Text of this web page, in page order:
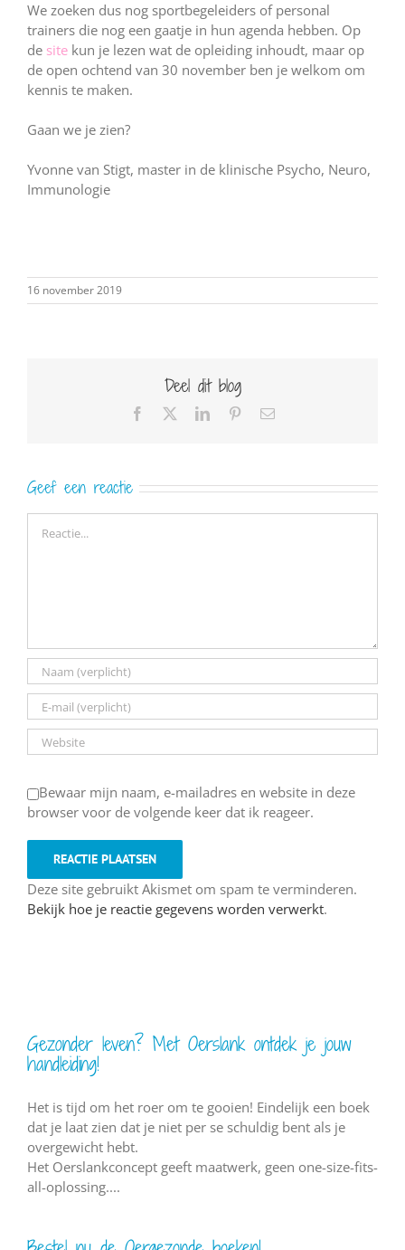
We zoeken dus nog sportbegeleiders of personal
trainers die nog een gaatje in hun agenda hebben. Op
de site kun je lezen wat de opleiding inhoudt, maar op
de open ochtend van 30 november ben je welkom om
kennis te maken.
Gaan we je zien?
Yvonne van Stigt, master in de klinische Psycho, Neuro,
Immunologie
16 november 2019
Deel dit blog
Facebook LinkedInPinterest
E-
Geef een reactie
Bewaar mijn naam, e-mailadres en website in deze
browser voor de volgende keer dat ik reageer.
Deze site gebruikt Akismet om spam te verminderen.
Bekijk hoe je reactie gegevens worden verwerkt.
Gezonder leven? Met Oerslank ontdek je jouw
handleiding!
Het is tijd om het roer om te gooien! Eindelijk een boek
dat je laat zien dat je niet per se schuldig bent als je
overgewicht hebt.
Het Oerslankconcept geeft maatwerk, geen one-size-fits-
all-oplossing....